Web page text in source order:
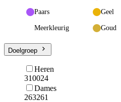
Paars Geel
Meerkleurig Goud
Doelgroep
Heren
310024
Dames
263261